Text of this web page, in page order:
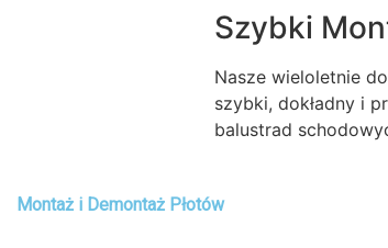
Szybki
Nasze wieloletnie
szybki, dokładny i
balustrad
Montaż i Demontaż Płotów